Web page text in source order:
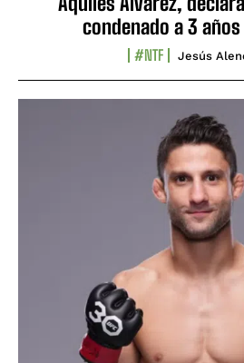
condenado a 3
#NTF Jesús